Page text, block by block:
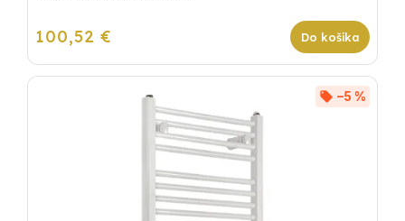
100,52 € Do košíka
–5 %